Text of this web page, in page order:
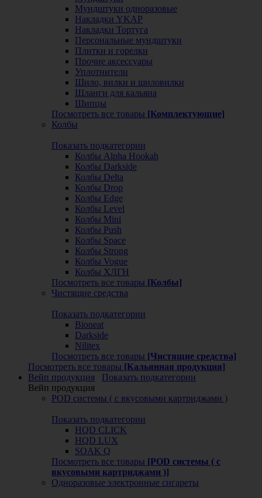
Мундштуки одноразовые
Накладки YKAP
Накладки Тортуга
Персональные мундштуки
Плитки и горелки
Прочие аксессуары
Уплотнители
Шило, вилки и шиловилки
Шланги для кальяна
Щипцы
Посмотреть все товары [Комплектующие]
Колбы
Показать подкатегории
Колбы Alpha Hookah
Колбы Darkside
Колбы Delta
Колбы Drop
Колбы Edge
Колбы Level
Колбы Mini
Колбы Push
Колбы Space
Колбы Strong
Колбы Vogue
Колбы ХЛГН
Посмотреть все товары [Колбы]
Чистящие средства
Показать подкатегории
Bioneat
Darkside
Nilitex
Посмотреть все товары [Чистящие средства]
Посмотреть все товары [Кальянная продукция]
Вейп продукция
Показать подкатегории
Вейп продукция
POD системы ( с вкусовыми картриджами )
Показать подкатегории
HQD CLICK
HQD LUX
SOAK Q
Посмотреть все товары [POD системы ( с
вкусовыми картриджами )]
Одноразовые электронные сигареты